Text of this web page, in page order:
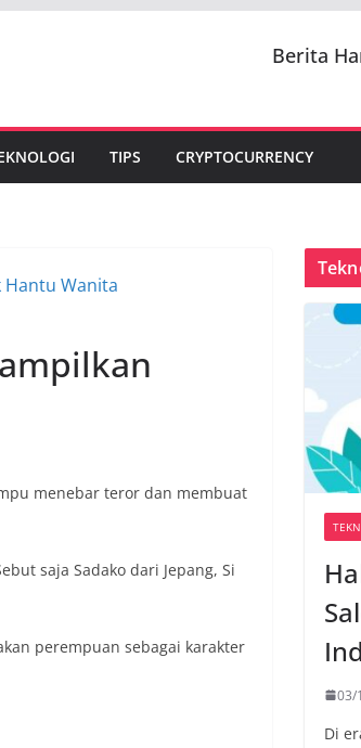
Berita
TIPS CRYPTOCURRENCY
menebar teror dan membuat
saja Sadako dari Jepang, Si
perempuan sebagai karakter
03/
Di